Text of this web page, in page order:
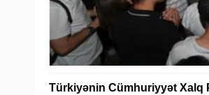
Türkiyənin Cümhuriyyət Xalq